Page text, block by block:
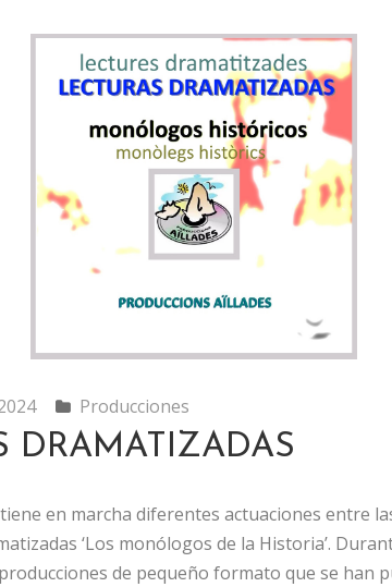
Producciones
DRAMATIZADAS
en marcha diferentes actuaciones entre
‘Los monólogos de la Historia’.
de pequeño formato que se han